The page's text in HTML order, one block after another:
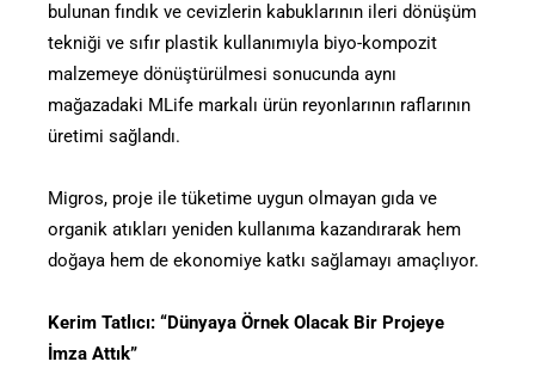
bulunan fındık ve cevizlerin kabuklarının ileri dönüşüm
tekniği ve sıfır plastik kullanımıyla biyo-kompozit
malzemeye dönüştürülmesi sonucunda aynı
mağazadaki MLife markalı ürün reyonlarının raflarının
üretimi sağlandı.
Migros, proje ile tüketime uygun olmayan gıda ve
organik atıkları yeniden kullanıma kazandırarak hem
doğaya hem de ekonomiye katkı sağlamayı amaçlıyor.
Kerim Tatlıcı: “Dünyaya Örnek Olacak Bir Projeye
İmza Attık”